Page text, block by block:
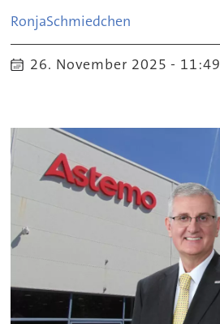
RonjaSchmiedchen
26. November 2025 - 11:49